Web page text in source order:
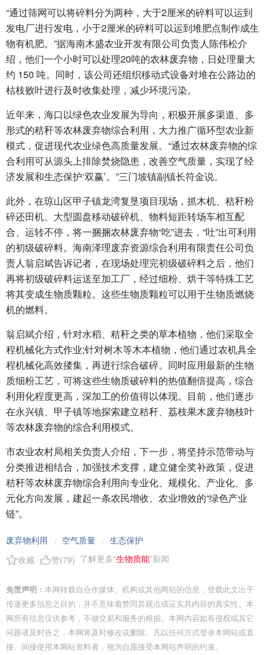
“通过筛网可以将碎料分为两种，大于2厘米的碎料可以运到
发电厂进行发电，小于2厘米的碎料可以运到堆肥点制作成生
物有机肥。”据海南木盛农业开发有限公司负责人陈伟松介
绍，他们一个小时可以处理20吨的农林废弃物，日处理量大
约 150 吨。同时，该公司还组织移动式设备对堆在公路边的
枯枝败叶进行及时收集处理，减少环境污染。
近年来，海口以绿色农业发展为导向，积极开展多渠道、多
形式的秸秆等农林废弃物综合利用，大力推广循环型农业新
模式，促进现代农业绿色高质量发展。“通过农林废弃物的综
合利用可从源头上排除焚烧隐患，改善空气质量，实现了经
济发展和生态保护‘双赢’。”三门坡镇副镇长符金说。
此外，在琼山区甲子镇龙湾复垦项目现场，抓木机、秸秆粉
碎还田机、大型圆盘移动破碎机、物料短距转场车相互配
合、运转不停，将一捆捆农林废弃物“吃”进去，“吐”出可利用
的初级破碎料。海南泽理废弃资源综合利用有限责任公司负
责人翁启斌告诉记者，在现场处理完初级破碎料之后，他们
再将初级破碎料运送至加工厂，经过细粉、烘干等特殊工艺
将其变成生物质颗粒。这些生物质颗粒可以用于生物质燃烧
机的燃料。
翁启斌介绍，针对水稻、秸秆之类的草本植物，他们采取全
程机械化方式作业;针对树木等木本植物，他们通过农机具全
程机械化高效搂集，再进行综合破碎。同时应用最新的生物
质细粉工艺，可将这些生物质破碎料的热值翻倍提高，综合
利用化程度更高，深加工的价值得以体现。目前，他们逐步
在永兴镇、甲子镇等地探索建立秸秆、荔枝果木废弃物枝叶
等农林废弃物的综合利用模式。
市农业农村局相关负责人介绍，下一步，将坚持示范带动与
分类推进相结合，加强技术支撑，建立健全奖补政策，促进
秸秆等农林废弃物综合利用向专业化、规模化、产业化、多
元化方向发展，建起一条农民增收、农业增效的“绿色产业
链”。
废弃物利用 / 空气质量 / 生态保护
收藏
赞(79) 了解更多“生物质能”新闻
免责声明： 本网转载自合作媒体、机构或其他网站的信息，登载此文出于
传递更多信息之目的，并不意味着赞同其观点或证实其内容的真实性。本
网所有信息仅供参考，不做交易和服务的根据。本网内容如有侵权或其它
问题请及时告之，本网将及时修改或删除。凡以任何方式登录本网站或直
接、间接使用本网站资料者，视为自愿接受本网站声明的约束。